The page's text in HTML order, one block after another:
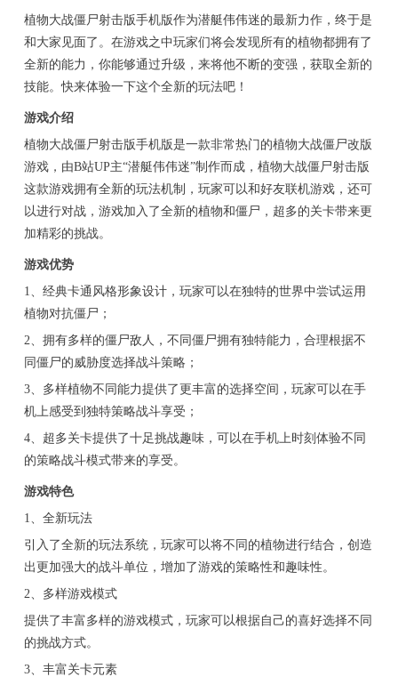
植物大战僵尸射击版手机版作为潜艇伟伟迷的最新力作，终于是
和大家见面了。在游戏之中玩家们将会发现所有的植物都拥有了
全新的能力，你能够通过升级，来将他不断的变强，获取全新的
技能。快来体验一下这个全新的玩法吧！
游戏介绍
植物大战僵尸射击版手机版是一款非常热门的植物大战僵尸改版
游戏，由B站UP主“潜艇伟伟迷”制作而成，植物大战僵尸射击版
这款游戏拥有全新的玩法机制，玩家可以和好友联机游戏，还可
以进行对战，游戏加入了全新的植物和僵尸，超多的关卡带来更
加精彩的挑战。
游戏优势
1、经典卡通风格形象设计，玩家可以在独特的世界中尝试运用
植物对抗僵尸；
2、拥有多样的僵尸敌人，不同僵尸拥有独特能力，合理根据不
同僵尸的威胁度选择战斗策略；
3、多样植物不同能力提供了更丰富的选择空间，玩家可以在手
机上感受到独特策略战斗享受；
4、超多关卡提供了十足挑战趣味，可以在手机上时刻体验不同
的策略战斗模式带来的享受。
游戏特色
1、全新玩法
引入了全新的玩法系统，玩家可以将不同的植物进行结合，创造
出更加强大的战斗单位，增加了游戏的策略性和趣味性。
2、多样游戏模式
提供了丰富多样的游戏模式，玩家可以根据自己的喜好选择不同
的挑战方式。
3、丰富关卡元素